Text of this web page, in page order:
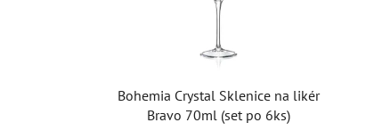
Bohemia Crystal Sklenice na likér
Bravo 70ml (set po 6ks)